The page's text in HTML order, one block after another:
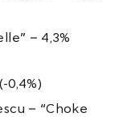
– 4,3%
0,4%)
– “Choke